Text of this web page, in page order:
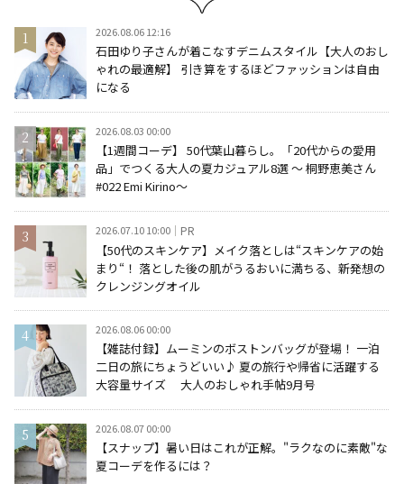
2026.08.06 12:16
石田ゆり子さんが着こなすデニムスタイル【大人のおし
ゃれの最適解】 引き算をするほどファッションは自由
になる
2026.08.03 00:00
【1週間コーデ】 50代葉山暮らし。「20代からの愛用
品」でつくる大人の夏カジュアル8選 ～ 桐野恵美さん
#022 Emi Kirino～
2026.07.10 10:00 PR
【50代のスキンケア】メイク落としは“スキンケアの始
まり“！ 落とした後の肌がうるおいに満ちる、新発想の
クレンジングオイル
2026.08.06 00:00
【雑誌付録】ムーミンのボストンバッグが登場！ 一泊
二日の旅にちょうどいい♪ 夏の旅行や帰省に活躍する
大容量サイズ 大人のおしゃれ手帖9月号
2026.08.07 00:00
【スナップ】暑い日はこれが正解。"ラクなのに素敵"な
夏コーデを作るには？